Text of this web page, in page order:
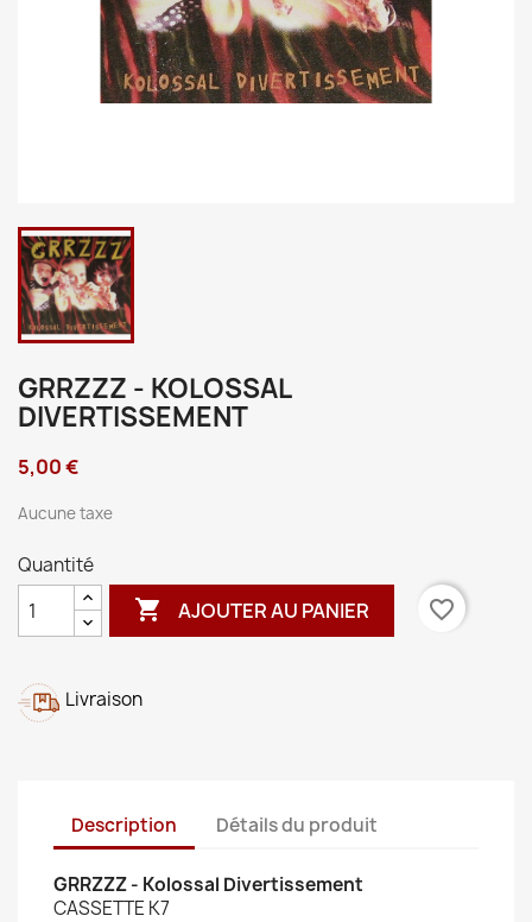
GRRZZZ - KOLOSSAL
DIVERTISSEMENT
5,00 €
Aucune taxe
Quantité
 AJOUTER AU PANIER favorite_border
Livraison
Description Détails du produit
GRRZZZ - Kolossal Divertissement
CASSETTE K7